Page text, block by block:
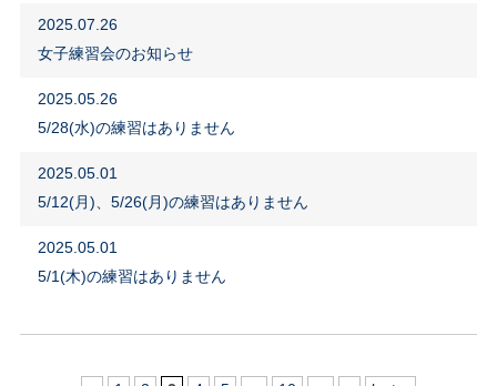
2025.07.26
女子練習会のお知らせ
2025.05.26
5/28(水)の練習はありません
2025.05.01
5/12(月)、5/26(月)の練習はありません
2025.05.01
5/1(木)の練習はありません